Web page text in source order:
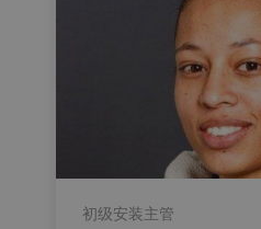
初级安装主管